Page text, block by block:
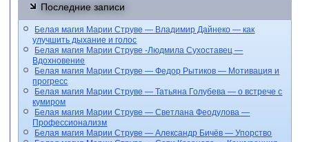
Последние записи
Белая магия Марии Струве — Владимир Дайнеко — как
улучшить дыхание и голос
Белая магия Марии Струве -Людмила Сухоставец —
Вдохновение
Белая магия Марии Струве — Федор Рытиков — Мотивация и
прогресс
Белая магия Марии Струве — Татьяна Голубева — о встрече с
кумиром
Белая магия Марии Струве — Светлана Феодулова —
Профессионализм
Белая магия Марии Струве — Александр Бичёв — Упорство